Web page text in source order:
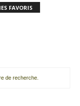
FAVORIS
de recherche.